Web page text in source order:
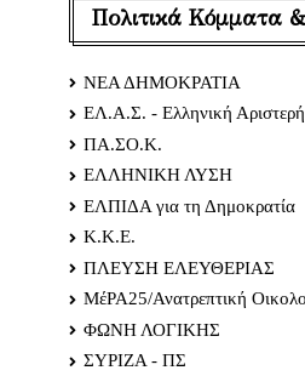
Πολιτικά Κόμματα
ΝΕΑ ΔΗΜΟΚΡΑΤΙΑ
ΕΛ.Α.Σ. - Ελληνική
ΠΑ.ΣΟ.Κ.
ΕΛΛΗΝΙΚΗ ΛΥΣΗ
ΕΛΠΙΔΑ για τη Δημοκρατία
Κ.Κ.Ε.
ΠΛΕΥΣΗ ΕΛΕΥΘΕΡΙΑΣ
ΜέΡΑ25/Ανατρεπτική
ΦΩΝΗ ΛΟΓΙΚΗΣ
ΣΥΡΙΖΑ - ΠΣ